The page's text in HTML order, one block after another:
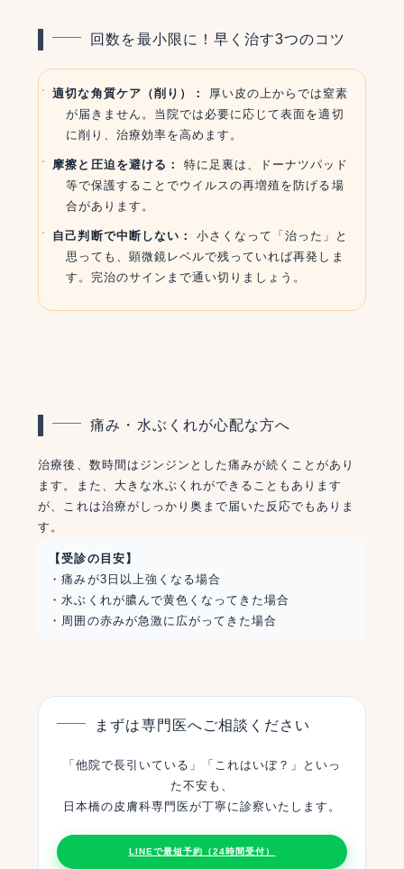
回数を最小限に！早く治す3つのコツ
適切な角質ケア（削り）：
厚い皮の上からでは窒素
が届きません。当院では必要に応じて表面を適切
に削り、治療効率を高めます。
摩擦と圧迫を避ける：
特に足裏は、ドーナツパッド
等で保護することでウイルスの再増殖を防げる場
合があります。
自己判断で中断しない：
小さくなって「治った」と
思っても、顕微鏡レベルで残っていれば再発しま
す。完治のサインまで通い切りましょう。
痛み・水ぶくれが心配な方へ
治療後、数時間はジンジンとした痛みが続くことがあり
ます。また、大きな水ぶくれができることもあります
が、これは治療がしっかり奥まで届いた反応でもありま
す。
【受診の目安】
・痛みが3日以上強くなる場合
・水ぶくれが膿んで黄色くなってきた場合
・周囲の赤みが急激に広がってきた場合
まずは専門医へご相談ください
「他院で長引いている」「これはいぼ？」といっ
た不安も、
日本橋の皮膚科専門医が丁寧に診察いたします。
LINEで最短予約（24時間受付）